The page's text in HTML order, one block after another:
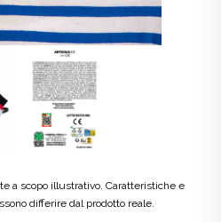
a scopo illustrativo. Caratteristiche e
differire dal prodotto reale.